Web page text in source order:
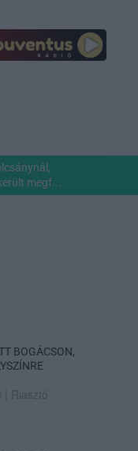
megf...
BOGÁCSON,
Riasztó